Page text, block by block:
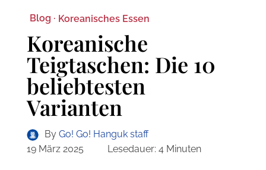
Blog · Koreanisches Essen
Koreanische
Teigtaschen: Die 10
beliebtesten
Varianten
By Go! Go! Hanguk staff
19 März 2025
Lesedauer: 4 Minuten